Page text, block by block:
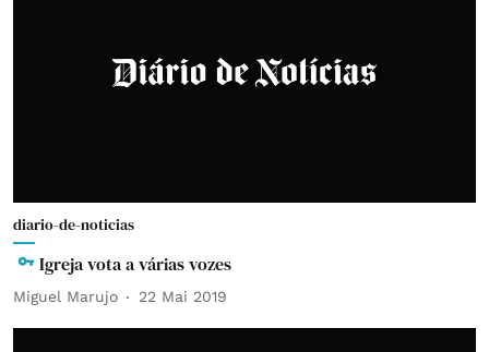
diario-de-noticias
Igreja vota a várias vozes
Miguel Marujo 22 Mai 2019